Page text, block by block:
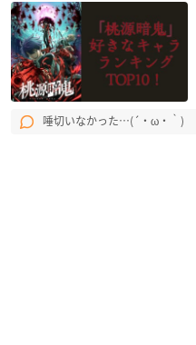
唾切いなかった…(´・ω・｀)